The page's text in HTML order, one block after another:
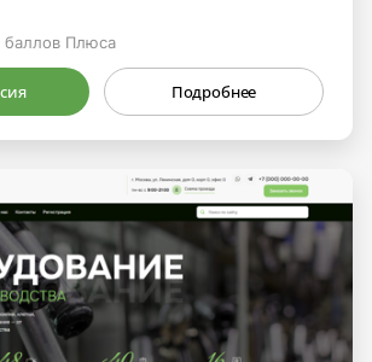
баллов Плюса
Подробнее